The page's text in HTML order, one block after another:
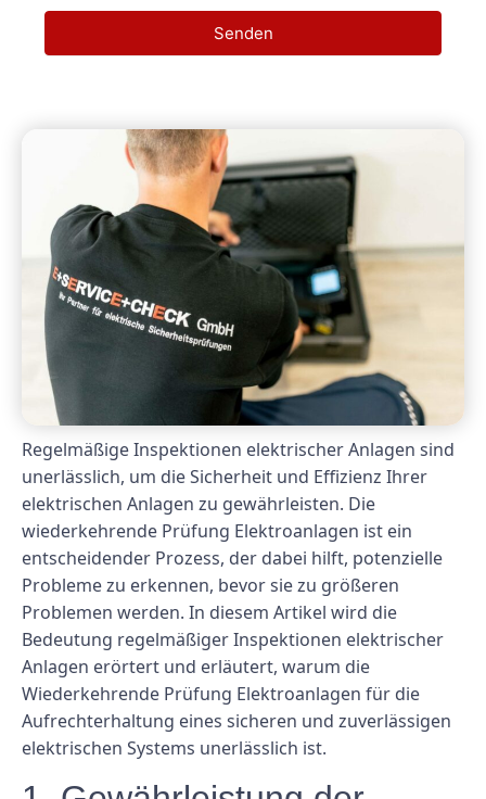
Senden
Regelmäßige Inspektionen elektrischer Anlagen sind
unerlässlich, um die Sicherheit und Effizienz Ihrer
elektrischen Anlagen zu gewährleisten. Die
wiederkehrende Prüfung Elektroanlagen ist ein
entscheidender Prozess, der dabei hilft, potenzielle
Probleme zu erkennen, bevor sie zu größeren
Problemen werden. In diesem Artikel wird die
Bedeutung regelmäßiger Inspektionen elektrischer
Anlagen erörtert und erläutert, warum die
Wiederkehrende Prüfung Elektroanlagen für die
Aufrechterhaltung eines sicheren und zuverlässigen
elektrischen Systems unerlässlich ist.